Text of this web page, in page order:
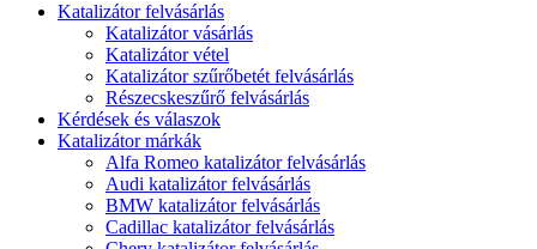
Katalizátor felvásárlás
Katalizátor vásárlás
Katalizátor vétel
Katalizátor szűrőbetét felvásárlás
Részecskeszűrő felvásárlás
Kérdések és válaszok
Katalizátor márkák
Alfa Romeo katalizátor felvásárlás
Audi katalizátor felvásárlás
BMW katalizátor felvásárlás
Cadillac katalizátor felvásárlás